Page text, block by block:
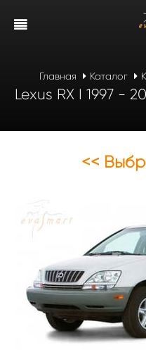
Главная Каталог
Lexus RX I 1997 -
<<